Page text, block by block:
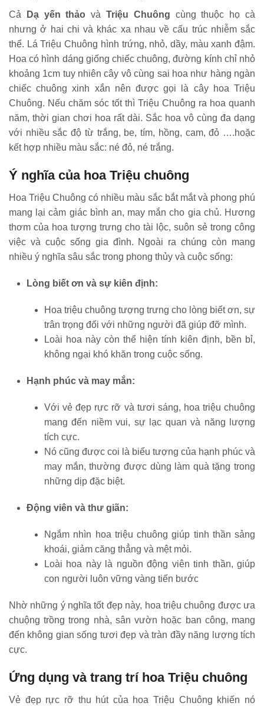
Cả Dạ yến thảo vàTriệu Chuông cùng thuộc họ cà
nhưng ở hai chi và khác xa nhau về cấu trúc nhiễm sắc
thể. Lá Triệu Chuông hình trứng, nhỏ, dầy, màu xanh đậm.
Hoa có hình dáng giống chiếc chuông, đường kính chỉ nhỏ
khoảng 1cm tuy nhiên cây vô cùng sai hoa như hàng ngàn
chiếc chuông xinh xắn nên được gọi là cây hoa Triệu
Chuông. Nếu chăm sóc tốt thì Triệu Chuông ra hoa quanh
năm, thời gian chơi hoa rất dài. Sắc hoa vô cùng đa dạng
với nhiều sắc độ từ trắng, be, tím, hồng, cam, đỏ ….hoặc
kết hợp nhiều màu sắc: né đỏ, né trắng.
Ý nghĩa của hoa Triệu chuông
Hoa Triệu Chuông có nhiều màu sắc bắt mắt và phong phú
mang lại cảm giác bình an, may mắn cho gia chủ. Hương
thơm của hoa tượng trưng cho tài lộc, suôn sẻ trong công
việc và cuộc sống gia đình. Ngoài ra chúng còn mang
nhiều ý nghĩa sâu sắc trong phong thủy và cuộc sống:
Lòng biết ơn và sự kiên định:
Hoa triệu chuông tượng trưng cho lòng biết ơn, sự
trân trọng đối với những người đã giúp đỡ mình.
Loài hoa này còn thể hiện tính kiên định, bền bỉ,
không ngại khó khăn trong cuộc sống.
Hạnh phúc và may mắn:
Với vẻ đẹp rực rỡ và tươi sáng, hoa triệu chuông
mang đến niềm vui, sự lạc quan và năng lượng
tích cực.
Nó cũng được coi là biểu tượng của hạnh phúc và
may mắn, thường được dùng làm quà tặng trong
những dịp đặc biệt.
Động viên và thư giãn:
Ngắm nhìn hoa triệu chuông giúp tinh thần sảng
khoái, giảm căng thẳng và mệt mỏi.
Loài hoa này là nguồn động viên tinh thần, giúp
con người luôn vững vàng tiến bước
Nhờ những ý nghĩa tốt đẹp này, hoa triệu chuông được ưa
chuộng trồng trong nhà, sân vườn hoặc ban công, mang
đến không gian sống tươi đẹp và tràn đầy năng lượng tích
cực.
Ứng dụng và trang trí hoa Triệu chuông
Vẻ đẹp rực rỡ thu hút của hoa Triệu Chuông khiến nó